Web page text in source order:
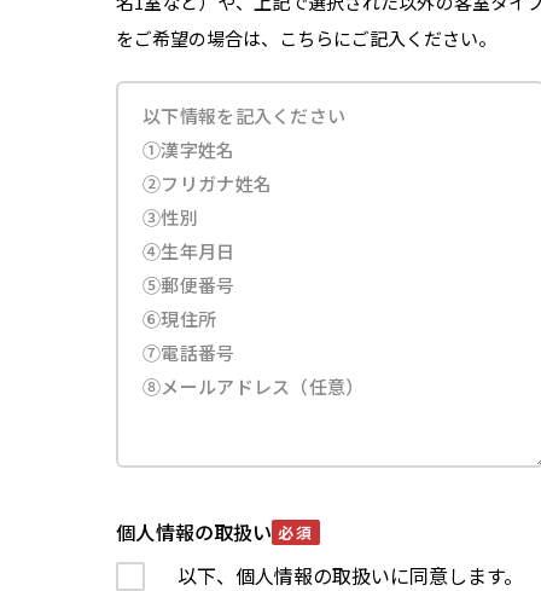
をご希望の場合は、こちらにご記入ください。
個人情報の取扱い 必須
以下、個人情報の取扱いに同意します。